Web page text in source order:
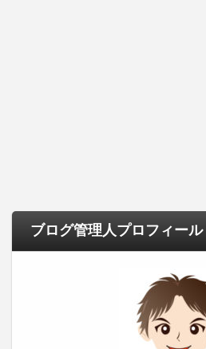
ブログ管理人プロフィール